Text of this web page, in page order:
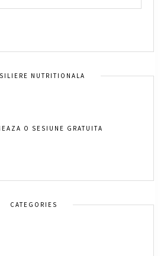
NUTRITIONALA
O SESIUNE GRATUITA
CATEGORIES